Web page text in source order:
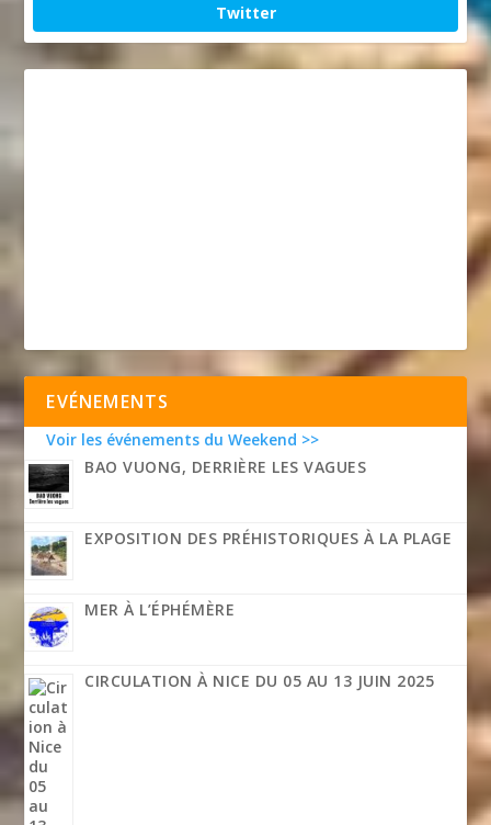
Twitter
EVÉNEMENTS
Voir les événements du Weekend >>
BAO VUONG, DERRIÈRE LES VAGUES
EXPOSITION DES PRÉHISTORIQUES À LA PLAGE
MER À L’ÉPHÉMÈRE
CIRCULATION À NICE DU 05 AU 13 JUIN 2025